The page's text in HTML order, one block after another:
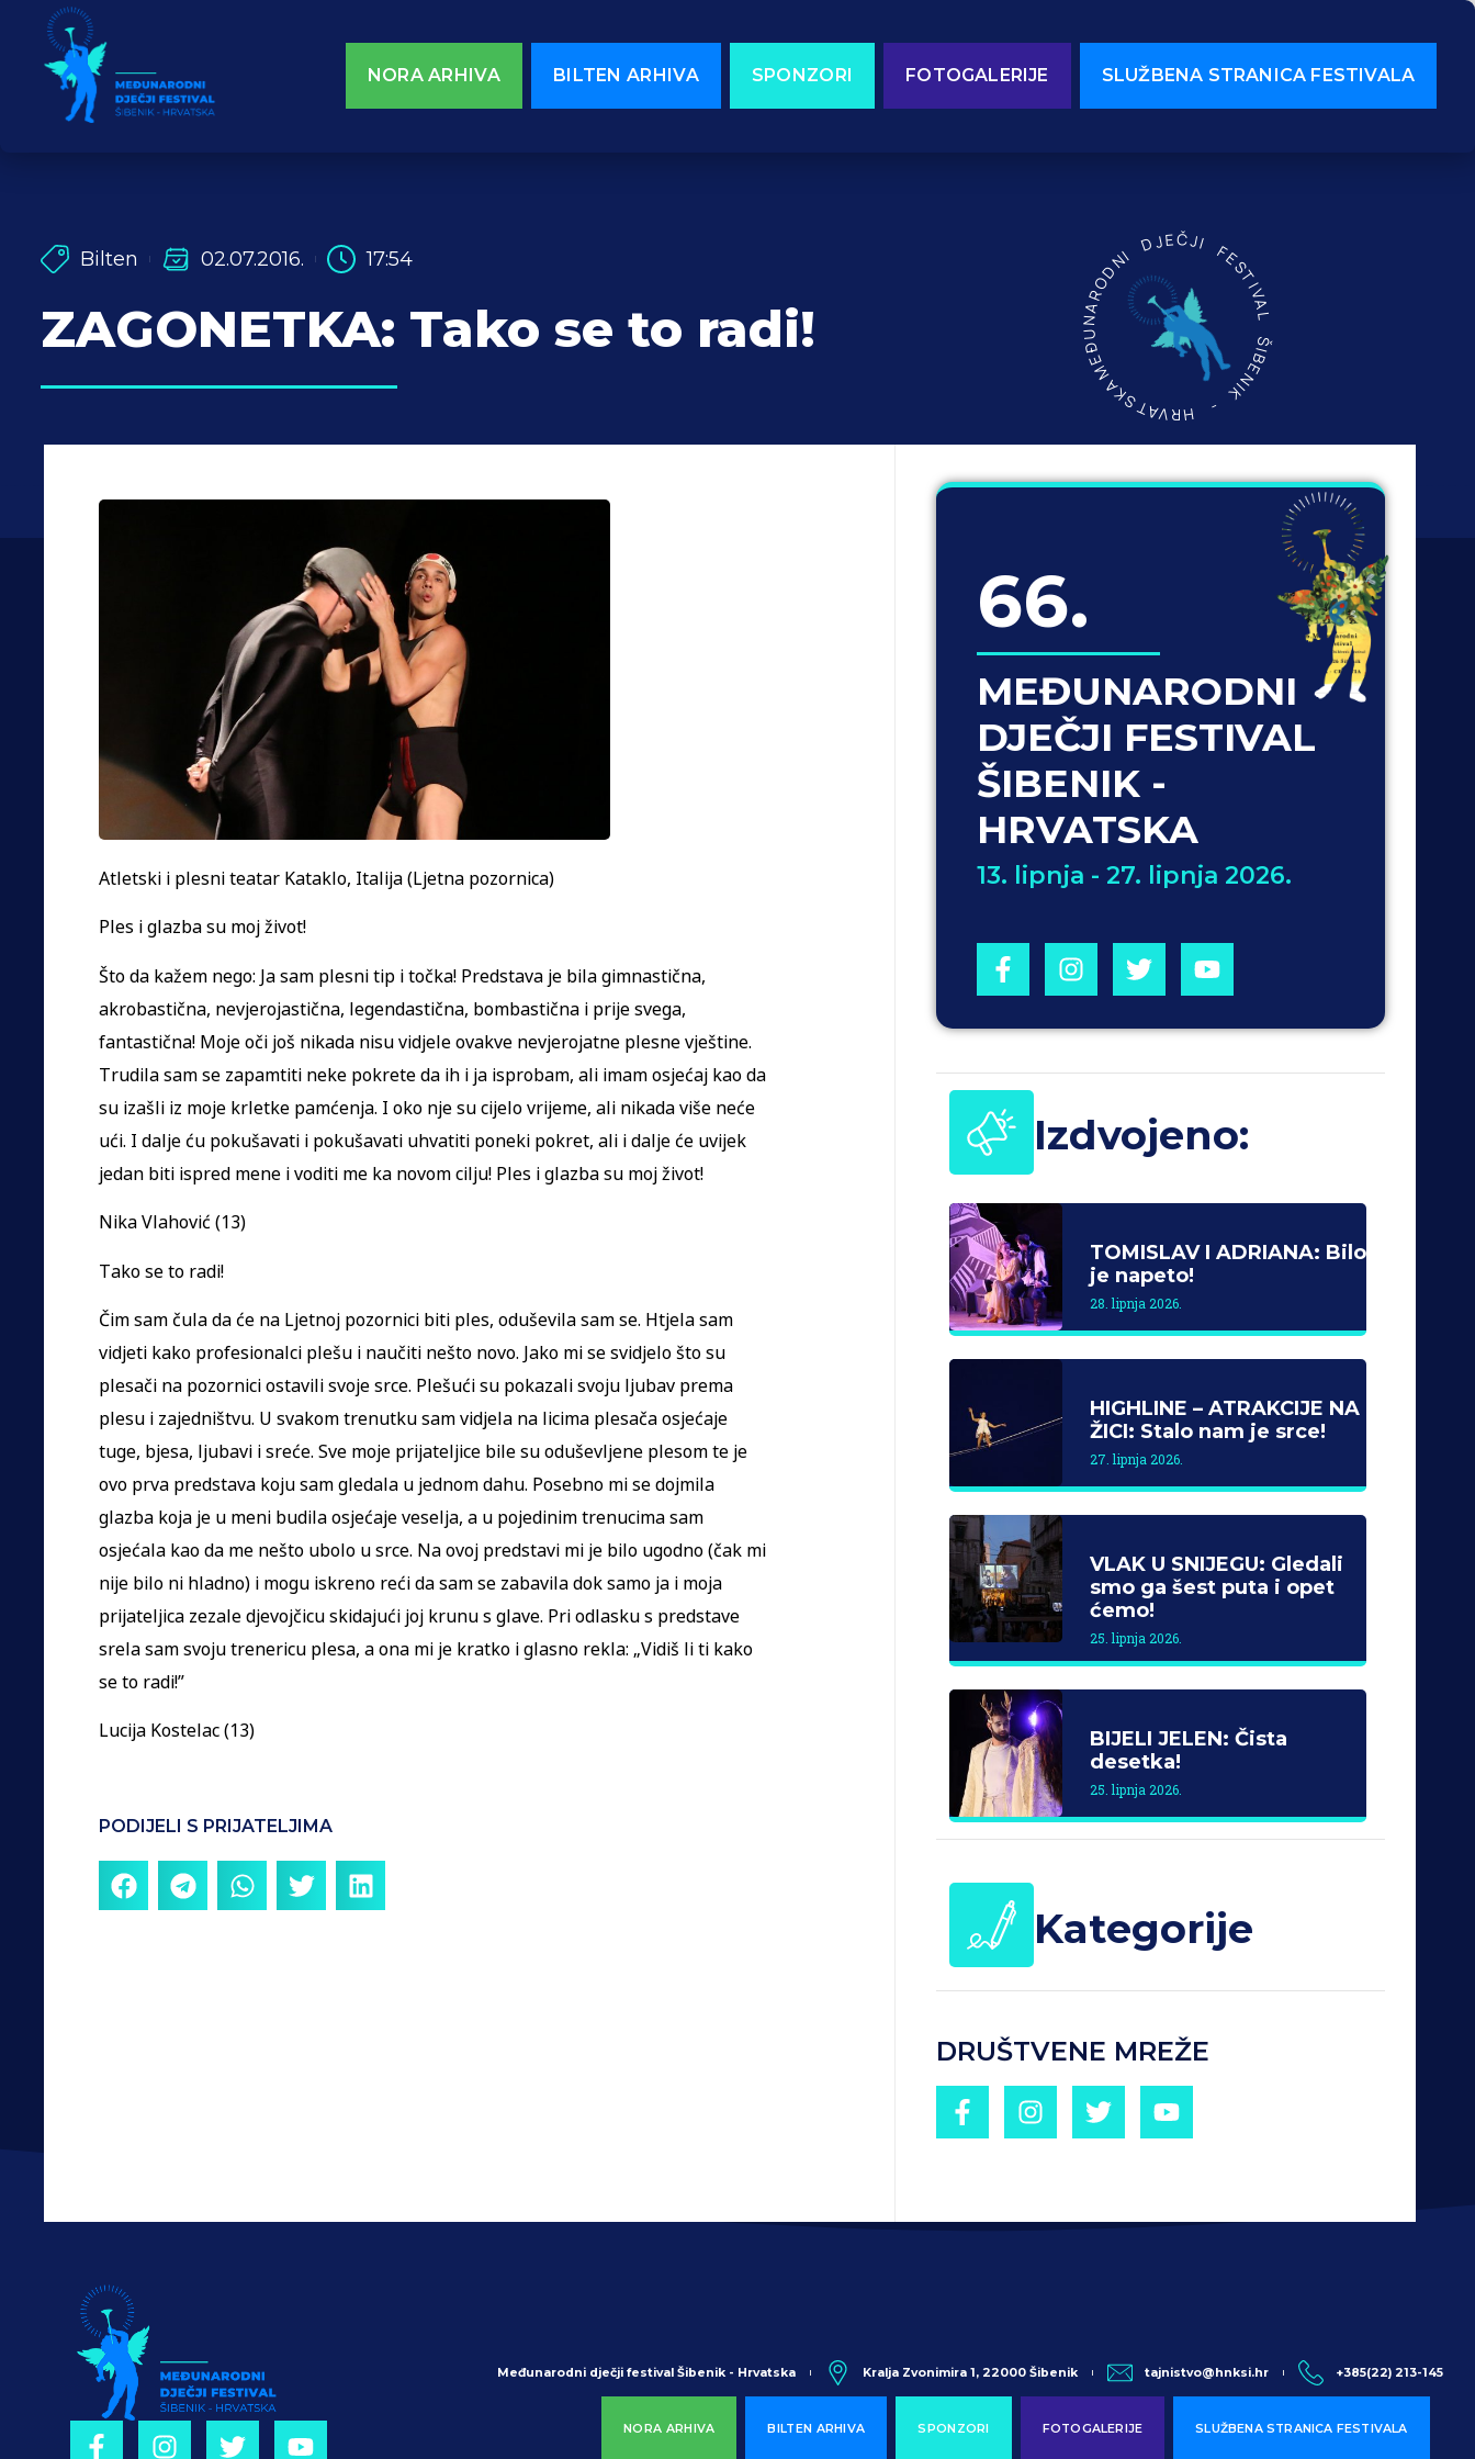
NORA ARHIVA BILTEN ARHIVA SPONZORI FOTOGALERIJE SLUŽBENA STRANICA FESTIVALA
Bilten 02.07.2016. 17:54
ZAGONETKA: Tako se to radi! MEĐUNARODNI DJEČJI FESTIVAL ŠIBENIK - HRVATSKA
Atletski i plesni teatar Kataklo, Italija (Ljetna pozornica)
Ples i glazba su moj život!
Što da kažem nego: Ja sam plesni tip i točka! Predstava je bila gimnastična,
akrobastična, nevjerojastična, legendastična, bombastična i prije svega,
fantastična! Moje oči još nikada nisu vidjele ovakve nevjerojatne plesne vještine.
Trudila sam se zapamtiti neke pokrete da ih i ja isprobam, ali imam osjećaj kao da
su izašli iz moje krletke pamćenja. I oko nje su cijelo vrijeme, ali nikada više neće
ući. I dalje ću pokušavati i pokušavati uhvatiti poneki pokret, ali i dalje će uvijek
jedan biti ispred mene i voditi me ka novom cilju! Ples i glazba su moj život!
Nika Vlahović (13)
Tako se to radi!
Čim sam čula da će na Ljetnoj pozornici biti ples, oduševila sam se. Htjela sam
vidjeti kako profesionalci plešu i naučiti nešto novo. Jako mi se svidjelo što su
plesači na pozornici ostavili svoje srce. Plešući su pokazali svoju ljubav prema
plesu i zajedništvu. U svakom trenutku sam vidjela na licima plesača osjećaje
tuge, bjesa, ljubavi i sreće. Sve moje prijateljice bile su oduševljene plesom te je
ovo prva predstava koju sam gledala u jednom dahu. Posebno mi se dojmila
glazba koja je u meni budila osjećaje veselja, a u pojedinim trenucima sam
osjećala kao da me nešto ubolo u srce. Na ovoj predstavi mi je bilo ugodno (čak mi
nije bilo ni hladno) i mogu iskreno reći da sam se zabavila dok samo ja i moja
prijateljica zezale djevojčicu skidajući joj krunu s glave. Pri odlasku s predstave
srela sam svoju trenericu plesa, a ona mi je kratko i glasno rekla: „Vidiš li ti kako
se to radi!”
Lucija Kostelac (13)
PODIJELI S PRIJATELJIMA
66.
MEĐUNARODNI
DJEČJI FESTIVAL
ŠIBENIK -
HRVATSKA
13. lipnja - 27. lipnja 2026.
Izdvojeno:
TOMISLAV I ADRIANA: Bilo
je napeto!
28. lipnja 2026.
HIGHLINE – ATRAKCIJE NA
ŽICI: Stalo nam je srce!
27. lipnja 2026.
VLAK U SNIJEGU: Gledali
smo ga šest puta i opet
ćemo!
25. lipnja 2026.
BIJELI JELEN: Čista
desetka!
25. lipnja 2026.
Kategorije
DRUŠTVENE MREŽE
NORA ARHIVA BILTEN ARHIVA SPONZORI FOTOGALERIJE SLUŽBENA STRANICA FESTIVALA
Međunarodni dječji festival Šibenik - Hrvatska Kralja Zvonimira 1, 22000 Šibenik tajnistvo@hnksi.hr +385(22) 213-145